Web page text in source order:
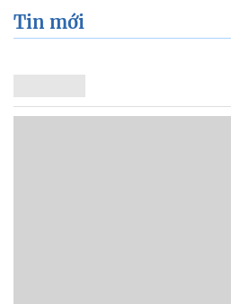
Tin mới